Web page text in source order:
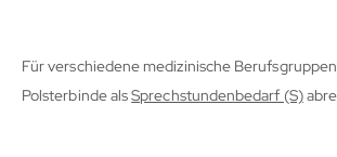
Für verschiedene medizinische
Polsterbinde alsSprechstundenbedarf (S)